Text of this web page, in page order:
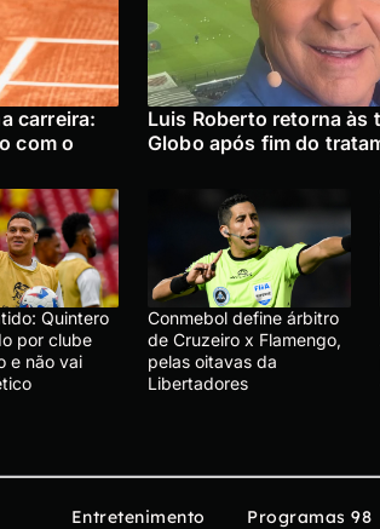
carreira:
com o
Luis Roberto retorna às
Globo após fim do
Quintero
por clube
e não vai
Conmebol define árbitro
de Cruzeiro x Flamengo,
pelas oitavas da
Libertadores
Entretenimento
Programas 98